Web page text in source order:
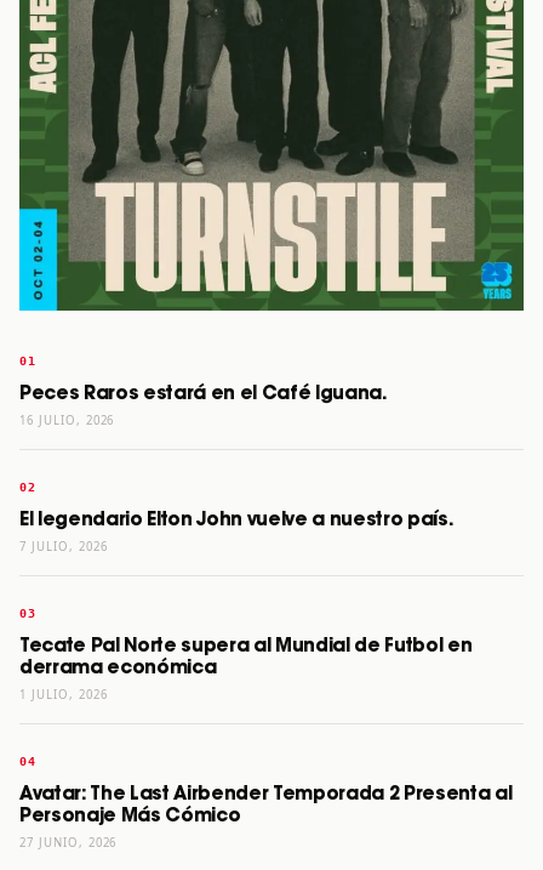
Peces Raros estará en el Café Iguana.
16 JULIO, 2026
El legendario Elton John vuelve a nuestro país.
7 JULIO, 2026
Tecate Pal Norte supera al Mundial de Futbol en
derrama económica
1 JULIO, 2026
Avatar: The Last Airbender Temporada 2 Presenta al
Personaje Más Cómico
27 JUNIO, 2026